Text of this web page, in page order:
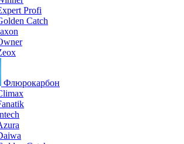
Profi
Catch
Флюрокарбон